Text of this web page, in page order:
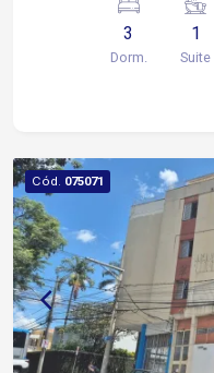
80 m² coberto,
Tanque Garagem
3
Dorm.
1
Suite
Cód. 075071